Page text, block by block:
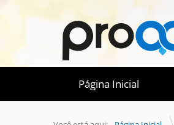
Página Inicial